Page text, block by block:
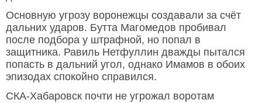
Основную угрозу воронежцы создавали за счёт
дальних ударов. Бутта Магомедов пробивал
после подбора у штрафной, но попал в
защитника. Равиль Нетфуллин дважды пытался
попасть в дальний угол, однако Имамов в обоих
эпизодах спокойно справился.
СКА-Хабаровск почти не угрожал воротам